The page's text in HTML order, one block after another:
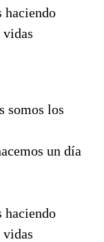
haciendo
vidas
somos los
un día
haciendo
vidas